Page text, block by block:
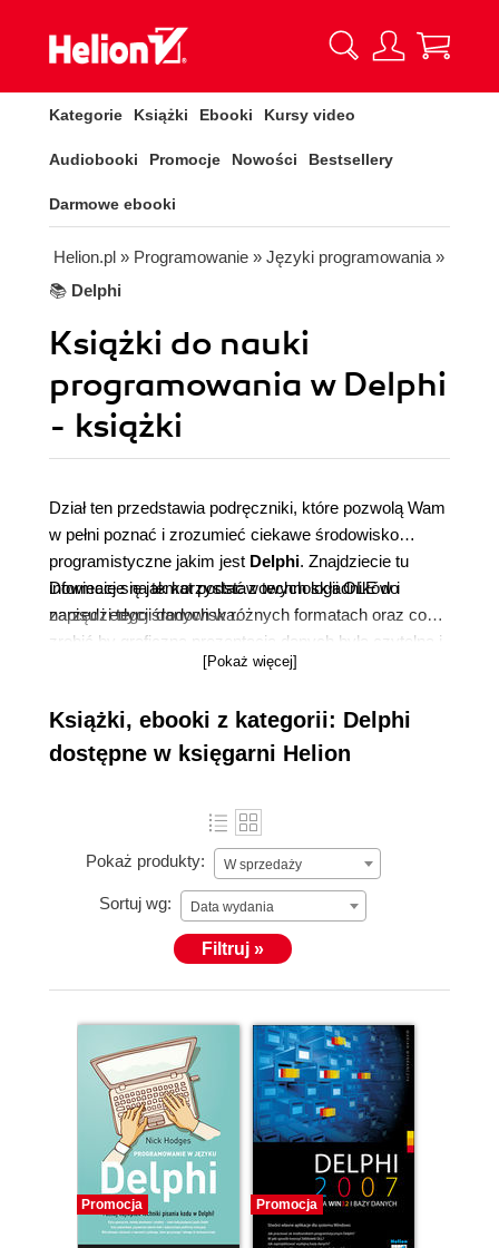
Kategorie Książki Ebooki Kursy video
Audiobooki Promocje Nowości Bestsellery
Darmowe ebooki
Helion.pl » Programowanie » Języki programowania »
📚 Delphi
Książki do nauki
programowania w Delphi
- książki
Dział ten przedstawia podręczniki, które pozwolą Wam
w pełni poznać i zrozumieć ciekawe środowisko
programistyczne jakim jest Delphi. Znajdziecie tu
informacje na temat podstawowych składników i
narzędzi tego środowiska.
Dowiecie się jak korzystać z technologii OLE do
zapisu i edycji danych w różnych formatach oraz co
zrobić by graficzna prezentacja danych była czytelna i
interesująca wizualnie dla użytkownika. Poznacie na
VCL. i technologii XML w aplikacjach. Nauczycie się
wykrywać i usuwać ewentualne błędy, wprowadzać i
[Pokaż więcej]
Książki, ebooki z kategorii: Delphi
dostępne w księgarni Helion
Pokaż produkty: W sprzedaży
Sortuj wg: Data wydania
Filtruj »
Promocja Promocja